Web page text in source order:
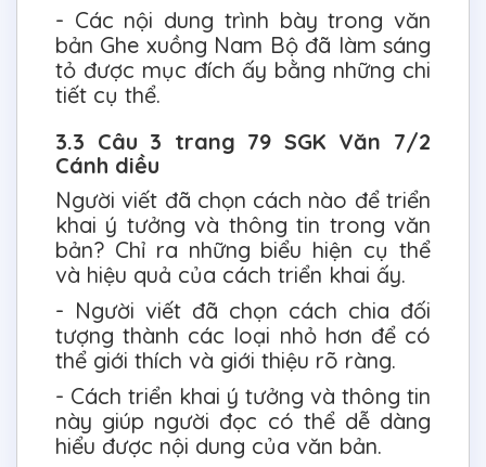
- Các nội dung trình bày trong văn
bản Ghe xuồng Nam Bộ đã làm sáng
tỏ được mục đích ấy bằng những chi
tiết cụ thể.
3.3 Câu 3 trang 79 SGK Văn 7/2
Cánh diều
Người viết đã chọn cách nào để triển
khai ý tưởng và thông tin trong văn
bản? Chỉ ra những biểu hiện cụ thể
và hiệu quả của cách triển khai ấy.
- Người viết đã chọn cách chia đối
tượng thành các loại nhỏ hơn để có
thể giới thích và giới thiệu rõ ràng.
- Cách triển khai ý tưởng và thông tin
này giúp người đọc có thể dễ dàng
hiểu được nội dung của văn bản.